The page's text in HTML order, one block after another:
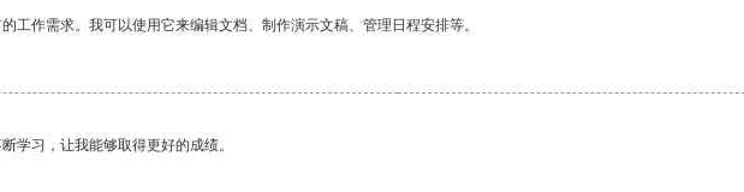
工作需求。我可以使用它来编辑文档、制作演示文稿、管理日程安排等。
学习，让我能够取得更好的成绩。